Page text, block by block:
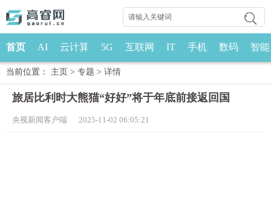
首页 AI 云计算 5G 互联网 IT 手机 数码 智能
当前位置： 主页 > 专题 > 详情
旅居比利时大熊猫“好好”将于年底前接返回国
央视新闻客户端 2025-11-02 06:05:21